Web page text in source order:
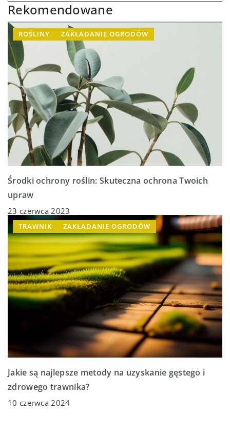
Rekomendowane
ROŚLINY ZAKŁADANIE OGRODÓW
Środki ochrony roślin: Skuteczna ochrona Twoich
upraw
23 czerwca 2023
TRAWNIK ZAKŁADANIE OGRODÓW
Jakie są najlepsze metody na uzyskanie gęstego i
zdrowego trawnika?
10 czerwca 2024